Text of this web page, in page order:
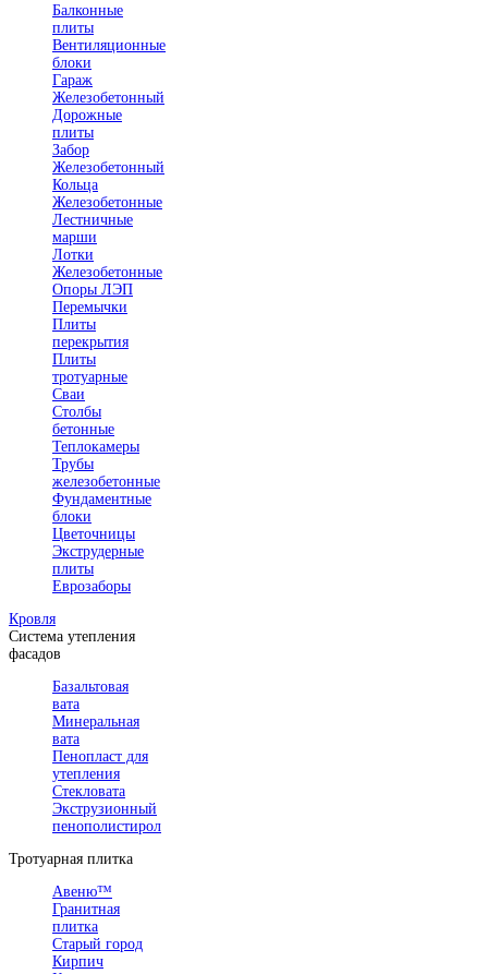
Балконные
плиты
Вентиляционные
блоки
Гараж
Железобетонный
Дорожные
плиты
Забор
Железобетонный
Кольца
Железобетонные
Лестничные
марши
Лотки
Железобетонные
Опоры ЛЭП
Перемычки
Плиты
перекрытия
Плиты
тротуарные
Сваи
Столбы
бетонные
Теплокамеры
Трубы
железобетонные
Фундаментные
блоки
Цветочницы
Экструдерные
плиты
Еврозаборы
Кровля
Система утепления
фасадов
Базальтовая
вата
Минеральная
вата
Пенопласт для
утепления
Стекловата
Экструзионный
пенополистирол
Тротуарная плитка
Авеню™
Гранитная
плитка
Старый город
Кирпич